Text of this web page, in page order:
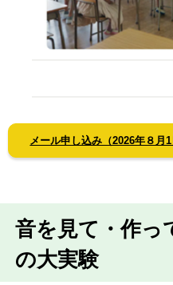
メール申し込み（2026年８月1
音を見て・作っ
の大実験